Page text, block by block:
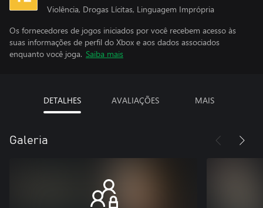
Violência, Drogas Lícitas, Linguagem Imprópria
Os fornecedores de jogos iniciados por você recebem acesso às
suas informações de perfil do Xbox e aos dados associados
enquanto você joga. Saiba mais
DETALHES AVALIAÇÕES MAIS
Galeria